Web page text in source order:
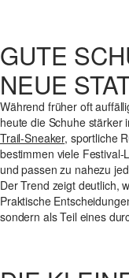
GUTE
NEUE
Während früher oft
heute die Schuhe stärker
Trail-Sneaker, sportliche
bestimmen viele Festival-
und passen zu nahezu
Der Trend zeigt deutlich,
Praktische
sondern als Teil eines